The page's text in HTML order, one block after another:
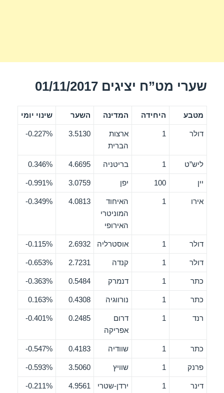
שערי מט”ח יציגים 01/11/2017
מטבע היחידה המדינה השער שינוי יומי
דולר 1
ארצות
הברית
3.5130
0.227%-
ליש”ט 1 בריטניה 4.6695
0.346%
יין 100 יפן 3.0759
0.991%-
אירו 1
האיחוד
המוניטרי
האירופי
4.0813
0.349%-
דולר 1 אוסטרליה 2.6932
0.115%-
דולר 1 קנדה 2.7231
0.653%-
כתר 1 דנמרק 0.5484
0.363%-
כתר 1 נורווגיה 0.4308
0.163%
רנד 1
דרום
אפריקה
0.2485
0.401%-
כתר 1 שוודיה 0.4183
0.547%-
פרנק 1 שוויץ 3.5060
0.593%-
דינר 1
ירדן-שטרי
4.9561
0.211%-